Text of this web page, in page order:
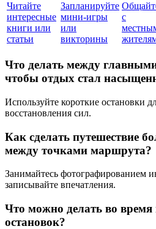
Читайте
интересные
книги или
статьи
Запланируйте
мини-игры
или
викторины
с
Что делать между
чтобы отдых стал
Используйте короткие остановки
восстановления сил.
Как сделать путешествие
между точками маршрута?
Занимайтесь фотографированием
записывайте впечатления.
Что можно делать во
остановок?